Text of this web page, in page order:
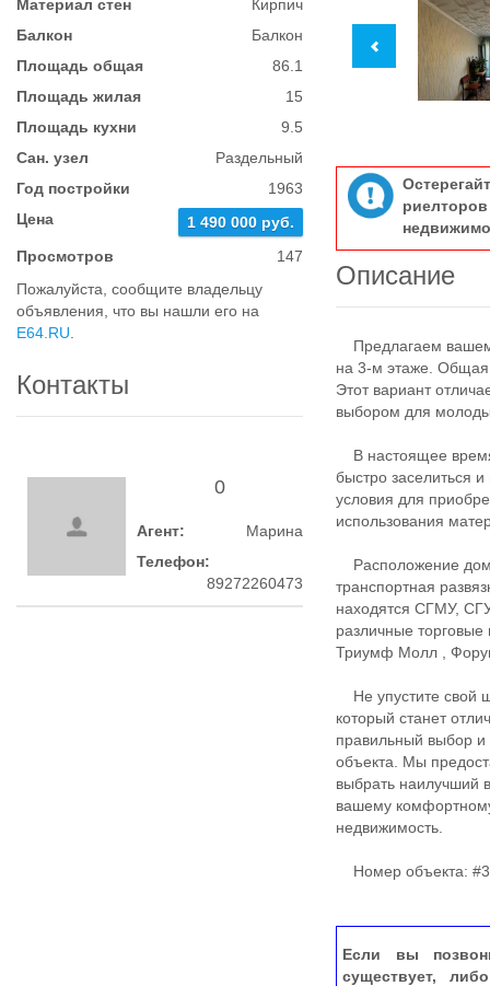
Материал стен
Кирпич
Балкон
Балкон
Площадь общая
86.1
Площадь жилая
15
Площадь кухни
9.5
Сан. узел
Раздельный
Год постройки
1963
Цена
1 490 000 руб.
Просмотров
147
Пожалуйста, сообщите владельцу
объявления, что вы нашли его на
E64.RU
Контакты
0
Агент:
Марина
Телефон:
89272260473
Описание
Предлагаем
на 3-м этаже. Общая
Этот вариант
выбором для
В настоящее время
быстро заселиться
условия для
использования
Расположение
транспортная
находятся СГМУ,
различные торговые
Триумф Молл ,
Не упустите свой
который станет
правильный выбор и
объекта. Мы
выбрать наилучший
вашему
недвижимость.
Номер объекта:
Если вы
существует,